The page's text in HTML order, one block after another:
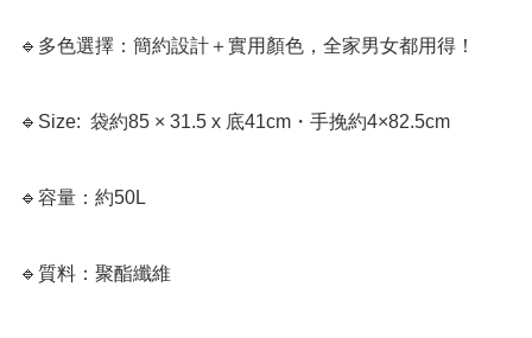
🔹多色選擇：簡約設計＋實用顏色，全家男女都用得！
🔹Size:  袋約85 × 31.5 x 底41cm・手挽約4×82.5cm
🔹容量：約50L
🔹質料：聚酯纖維